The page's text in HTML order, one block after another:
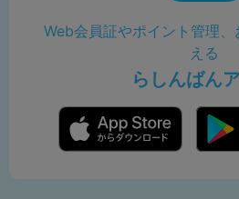
Web会員証やポイント管理
える
らしんばん